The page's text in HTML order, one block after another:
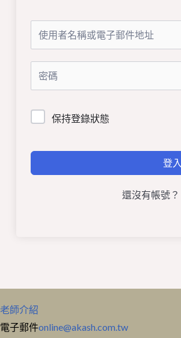
保持登錄狀態
登入
還沒有帳號？
老師介紹
電子郵件online@akash.com.tw